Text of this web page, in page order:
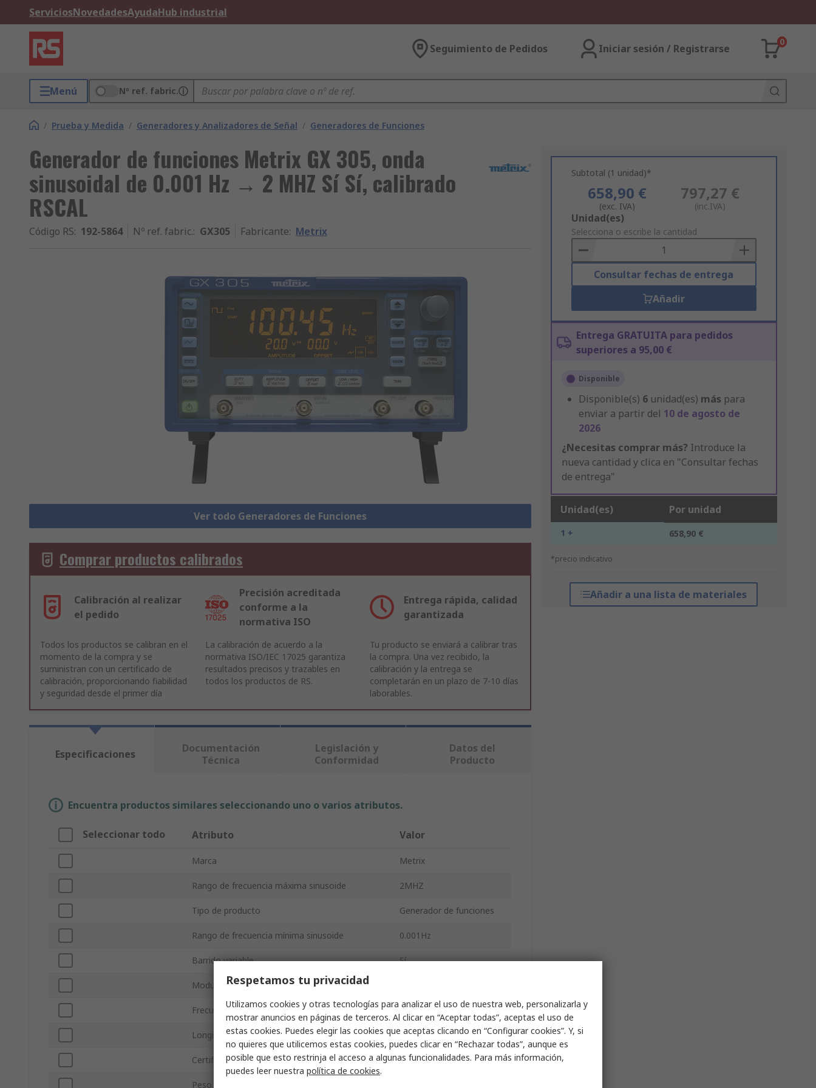
ServiciosNovedadesAyudaHub industrial
Seguimiento de Pedidos Iniciar sesión / Registrarse
0
Menú Nº ref. fabric.
/ Prueba y Medida / Generadores y Analizadores de Señal / Generadores de Funciones
Generador de funciones Metrix GX 305, onda
sinusoidal de 0.001 Hz → 2 MHZ Sí Sí, calibrado
RSCAL
Código RS: 192-5864 Nº ref. fabric.: GX305 Fabricante: Metrix
Ver todo Generadores de Funciones
Subtotal (1 unidad)*
658,90 €
(exc. IVA)
797,27 €
(inc.IVA)
Add
to
Basket
Unidad(es)
Selecciona o escribe la cantidad
Consultar fechas de entrega
Añadir
Entrega GRATUITA para pedidos
superiores a 95,00 €
Disponible
Disponible(s) 6 unidad(es) más para
enviar a partir del 10 de agosto de
2026
¿Necesitas comprar más? Introduce la
nueva cantidad y clica en "Consultar fechas
de entrega"
Unidad(es) Por unidad
1 + 658,90 €
*precio indicativo
Añadir a una lista de materiales
Comprar productos calibrados
Calibración al realizar
el pedido
Precisión acreditada
conforme a la
normativa ISO
Entrega rápida, calidad
garantizada
Todos los productos se calibran en el
momento de la compra y se
suministran con un certificado de
calibración, proporcionando fiabilidad
y seguridad desde el primer día
La calibración de acuerdo a la
normativa ISO/IEC 17025 garantiza
resultados precisos y trazables en
todos los productos de RS.
Tu producto se enviará a calibrar tras
la compra. Una vez recibido, la
calibración y la entrega se
completarán en un plazo de 7-10 días
laborables.
Especificaciones
Documentación
Técnica
Legislación y
Conformidad
Datos del
Producto
Encuentra productos similares seleccionando uno o varios atributos.
Seleccionar todo Atributo Valor
Marca Metrix
Rango de frecuencia máxima sinusoide 2MHZ
Tipo de producto Generador de funciones
Rango de frecuencia mínima sinusoide 0.001Hz
Barrido variable Sí
Modulación FM
Frecuencia digital Sí
Longitud 227mm
Certificaciones y estándares IEC/EN
Peso
Respetamos tu privacidad
Utilizamos cookies y otras tecnologías para analizar el uso de nuestra web, personalizarla y
mostrar anuncios en páginas de terceros. Al clicar en “Aceptar todas”, aceptas el uso de
estas cookies. Puedes elegir las cookies que aceptas clicando en “Configurar cookies”. Y, si
no quieres que utilicemos estas cookies, puedes clicar en “Rechazar todas”, aunque es
posible que esto restrinja el acceso a algunas funcionalidades. Para más información,
puedes leer nuestra política de cookies.